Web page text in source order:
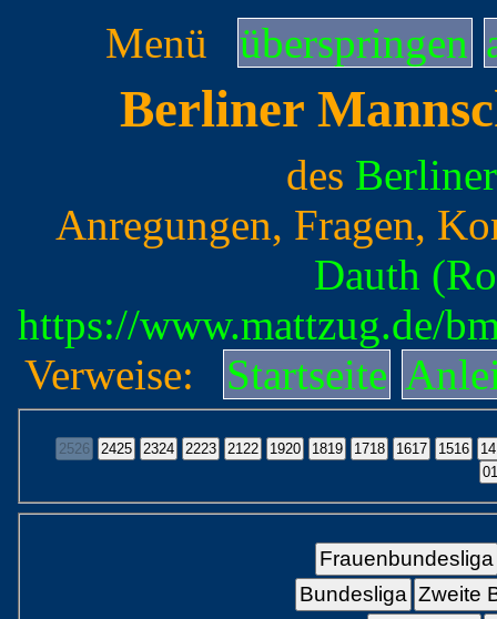
Menü überspringen
Berliner
des
Anregungen, Fragen,
Dauth
https://www.mattzug.de/
Verweise:
Startseite
Frauenbundesliga
Bundesliga Zweite